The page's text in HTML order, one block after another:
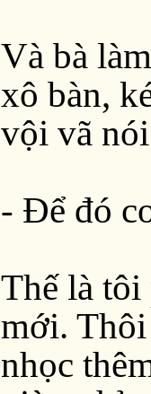
Và bà
xô bàn,
vội vã
- Để đó
Thế là
mới.
nhọc